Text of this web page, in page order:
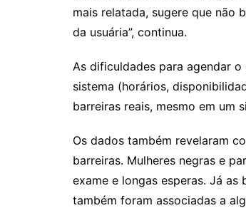
mais relatada, sugere que não
da usuária”, continua.
As dificuldades para agendar
sistema (horários,
barreiras reais, mesmo em um
Os dados também revelaram
barreiras. Mulheres negras e
exame e longas esperas. Já as
também foram associadas a